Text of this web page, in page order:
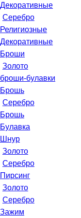
Декоративные
Серебро
Религиозные
Декоративные
Броши
Золото
броши-булавки
Брошь
Серебро
Брошь
Булавка
Шнур
Золото
Серебро
Пирсинг
Золото
Серебро
Зажим